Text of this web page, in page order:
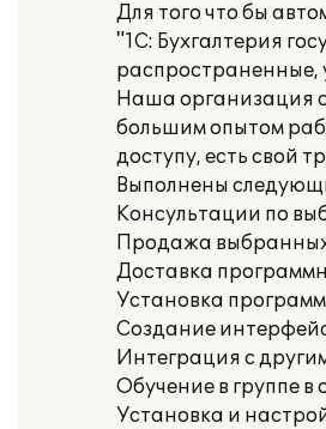
Для того что бы
"1С: Бухгалтерия
распространенные,
Наша организация
большим опытом
доступу, есть свой
Выполнены
Консультации по
Продажа
Доставка
Установка
Создание
Интеграция с
Обучение в группе в
Установка и